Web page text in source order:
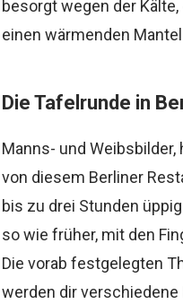
besorgt wegen der
einen wärmenden
Die Tafelrunde in
Manns- und
von diesem Berliner
bis zu drei Stunden
so wie früher, mit den
Die vorab festgelegten
werden dir verschiedene